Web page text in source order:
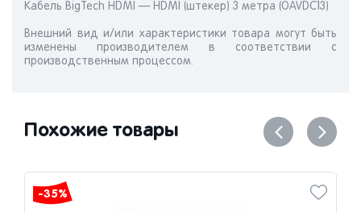
Кабель BigTech HDMI — HDMI (штекер) 3 метра (OAVDC13)
Внешний вид и/или характеристики товара могут быть
изменены производителем в соответствии с
производственным процессом.
Похожие товары
-35%